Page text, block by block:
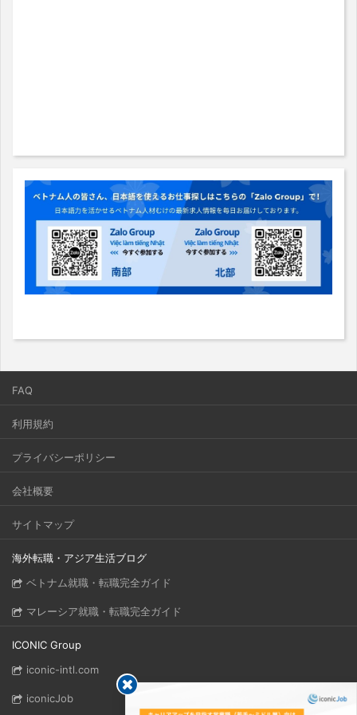
FAQ
利用規約
プライバシーポリシー
会社概要
サイトマップ
海外転職・アジア生活ブログ
ベトナム就職・転職完全ガイド
マレーシア就職・転職完全ガイド
ICONIC Group
iconic-intl.com
iconicJob